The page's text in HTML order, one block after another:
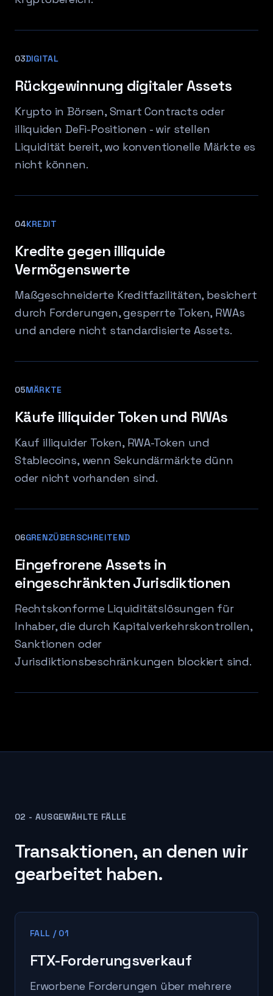
03DIGITAL
Rückgewinnung digitaler Assets
Krypto in Börsen, Smart Contracts oder
illiquiden DeFi-Positionen - wir stellen
Liquidität bereit, wo konventionelle Märkte es
nicht können.
04KREDIT
Kredite gegen illiquide
Vermögenswerte
Maßgeschneiderte Kreditfazilitäten, besichert
durch Forderungen, gesperrte Token, RWAs
und andere nicht standardisierte Assets.
05MÄRKTE
Käufe illiquider Token und RWAs
Kauf illiquider Token, RWA-Token und
Stablecoins, wenn Sekundärmärkte dünn
oder nicht vorhanden sind.
06GRENZÜBERSCHREITEND
Eingefrorene Assets in
eingeschränkten Jurisdiktionen
Rechtskonforme Liquiditätslösungen für
Inhaber, die durch Kapitalverkehrskontrollen,
Sanktionen oder
Jurisdiktionsbeschränkungen blockiert sind.
02 - AUSGEWÄHLTE FÄLLE
Transaktionen, an denen wir
gearbeitet haben.
FALL / 01
FTX-Forderungsverkauf
Erworbene Forderungen über mehrere